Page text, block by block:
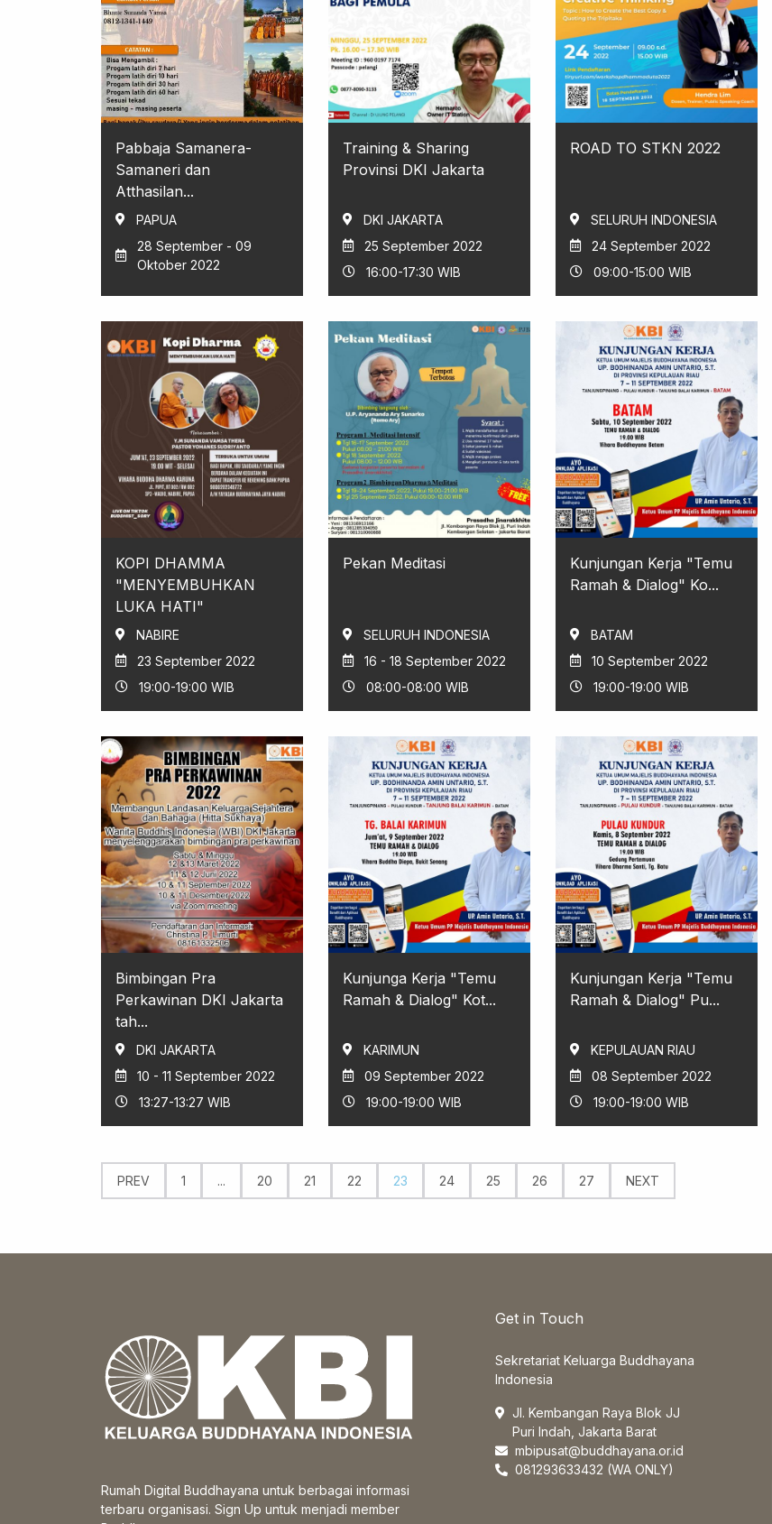
Pabbaja Samanera-
Samaneri dan
Atthasilan...
PAPUA
28 September - 09
Oktober 2022
Training & Sharing
Provinsi DKI Jakarta
DKI JAKARTA
25 September 2022
16:00-17:30 WIB
ROAD TO STKN 2022
SELURUH INDONESIA
24 September 2022
09:00-15:00 WIB
KOPI DHAMMA
"MENYEMBUHKAN
LUKA HATI"
NABIRE
23 September 2022
19:00-19:00 WIB
Pekan Meditasi
SELURUH INDONESIA
16 - 18 September 2022
08:00-08:00 WIB
Kunjungan Kerja "Temu
Ramah & Dialog" Ko...
BATAM
10 September 2022
19:00-19:00 WIB
Bimbingan Pra
Perkawinan DKI Jakarta
tah...
DKI JAKARTA
10 - 11 September 2022
13:27-13:27 WIB
Kunjunga Kerja "Temu
Ramah & Dialog" Kot...
KARIMUN
09 September 2022
19:00-19:00 WIB
Kunjungan Kerja "Temu
Ramah & Dialog" Pu...
KEPULAUAN RIAU
08 September 2022
19:00-19:00 WIB
PREV 1 ... 20 21 22 23 24 25 26 27 NEXT
Rumah Digital Buddhayana untuk berbagai informasi
terbaru organisasi. Sign Up untuk menjadi member
Get in Touch
Sekretariat Keluarga Buddhayana
Indonesia
Jl. Kembangan Raya Blok JJ
Puri Indah, Jakarta Barat
mbipusat@buddhayana.or.id
081293633432 (WA ONLY)